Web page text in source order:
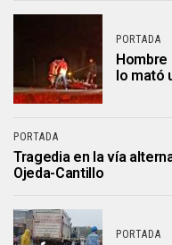
PORTADA
Hombre
lo mató
PORTADA
Tragedia en la vía
Ojeda-Cantillo
PORTADA